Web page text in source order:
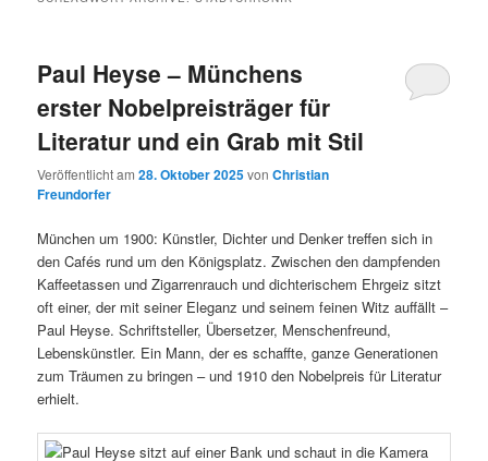
Paul Heyse – Münchens
erster Nobelpreisträger für
Literatur und ein Grab mit Stil
Veröffentlicht am28. Oktober 2025vonChristian
Freundorfer
München um 1900: Künstler, Dichter und Denker treffen sich in
den Cafés rund um den Königsplatz. Zwischen den dampfenden
Kaffeetassen und Zigarrenrauch und dichterischem Ehrgeiz sitzt
oft einer, der mit seiner Eleganz und seinem feinen Witz auffällt –
Paul Heyse. Schriftsteller, Übersetzer, Menschenfreund,
Lebenskünstler. Ein Mann, der es schaffte, ganze Generationen
zum Träumen zu bringen – und 1910 den Nobelpreis für Literatur
erhielt.